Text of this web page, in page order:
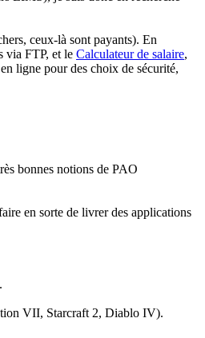
ceux-là sont payants). En
via FTP, et le Calculateur de salaire,
ligne pour des choix de sécurité,
bonnes notions de PAO
en sorte de livrer des applications
VII, Starcraft 2, Diablo IV).